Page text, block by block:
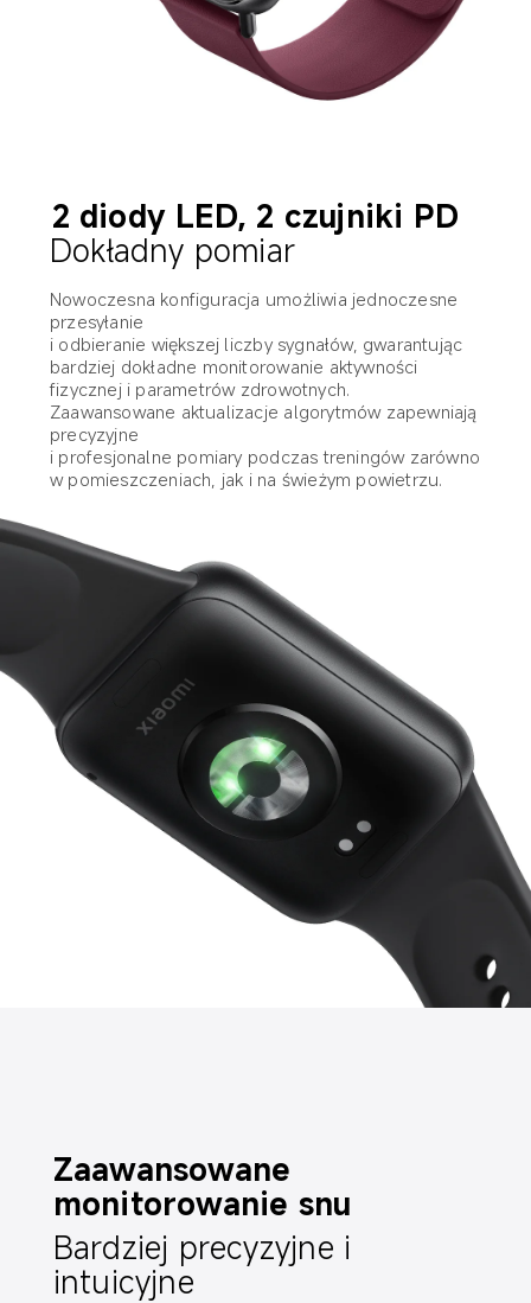
2 diody LED, 2 czujniki PD
Dokładny pomiar
Nowoczesna konfiguracja umożliwia jednoczesne
przesyłanie
i odbieranie większej liczby sygnałów, gwarantując
bardziej dokładne monitorowanie aktywności
fizycznej i parametrów zdrowotnych.
Zaawansowane aktualizacje algorytmów zapewniają
precyzyjne
i profesjonalne pomiary podczas treningów zarówno
w pomieszczeniach, jak i na świeżym powietrzu.
Zaawansowane
monitorowanie snu
Bardziej precyzyjne i
intuicyjne